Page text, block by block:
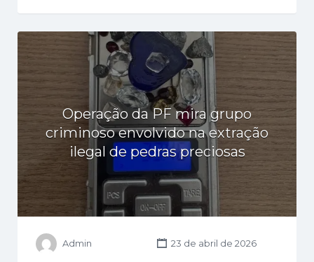
Operação da PF mira grupo
criminoso envolvido na extração
ilegal de pedras preciosas
Admin 23 de abril de 2026